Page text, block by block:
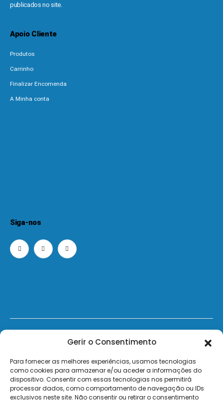
Gerir o Consentimento
Para fornecer as melhores experiências, usamos tecnologias
como cookies para armazenar e/ou aceder a informações do
dispositivo. Consentir com essas tecnologias nos permitirá
processar dados, como comportamento de navegação ou IDs
exclusivos neste site. Não consentir ou retirar o consentimento
publicados no site.
Apoio Cliente
Produtos
Carrinho
Finalizar Encomenda
A Minha conta
Siga-nos
© 2026 - ElectroMatos - Todos os direitos reservados.
Site by VC.
Pagamentos Seguros MB | MB WAY | Transferência Bancária | Payshop | Visa | Mastercard | Visa
Secure | Mastercard Identity Check